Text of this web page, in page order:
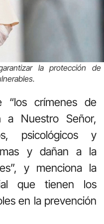
la protección
“los crímenes de
a Nuestro Señor,
psicológicos y
y dañan a la
y menciona la
que tienen los
en la prevención